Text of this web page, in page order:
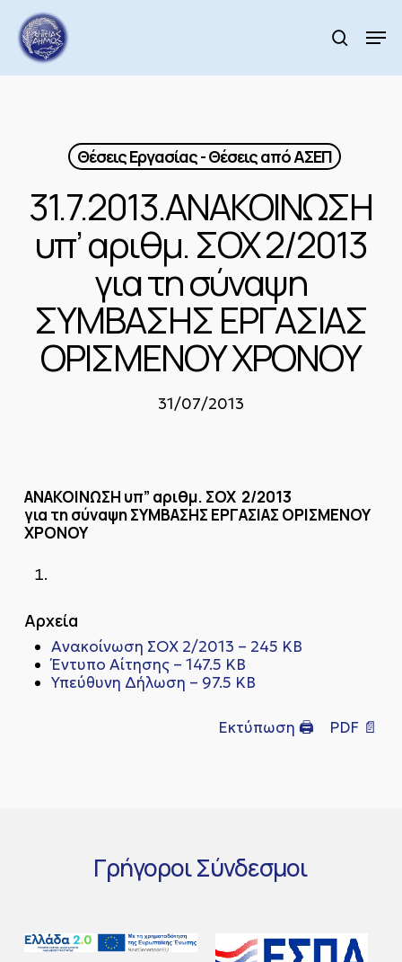
main
content
search
Θέσεις Εργασίας - Θέσεις από ΑΣΕΠ
31.7.2013.ΑΝΑΚΟΙΝΩΣΗ
υπ’ αριθμ. ΣΟΧ 2/2013
για τη σύναψη
ΣΥΜΒΑΣΗΣ ΕΡΓΑΣΙΑΣ
ΟΡΙΣΜΕΝΟΥ ΧΡΟΝΟΥ
31/07/2013
ΑΝΑΚΟΙΝΩΣΗ υπ” αριθμ. ΣΟΧ 2/2013
για τη σύναψη ΣΥΜΒΑΣΗΣ ΕΡΓΑΣΙΑΣ ΟΡΙΣΜΕΝΟΥ
ΧΡΟΝΟΥ
Αρχεία
Ανακοίνωση ΣΟΧ 2/2013 – 245 KB
Έντυπο Αίτησης – 147.5 KB
Υπεύθυνη Δήλωση – 97.5 KB
Εκτύπωση 🖨 PDF 📄
ΓρήγοροιΣύνδεσμοι
Menu